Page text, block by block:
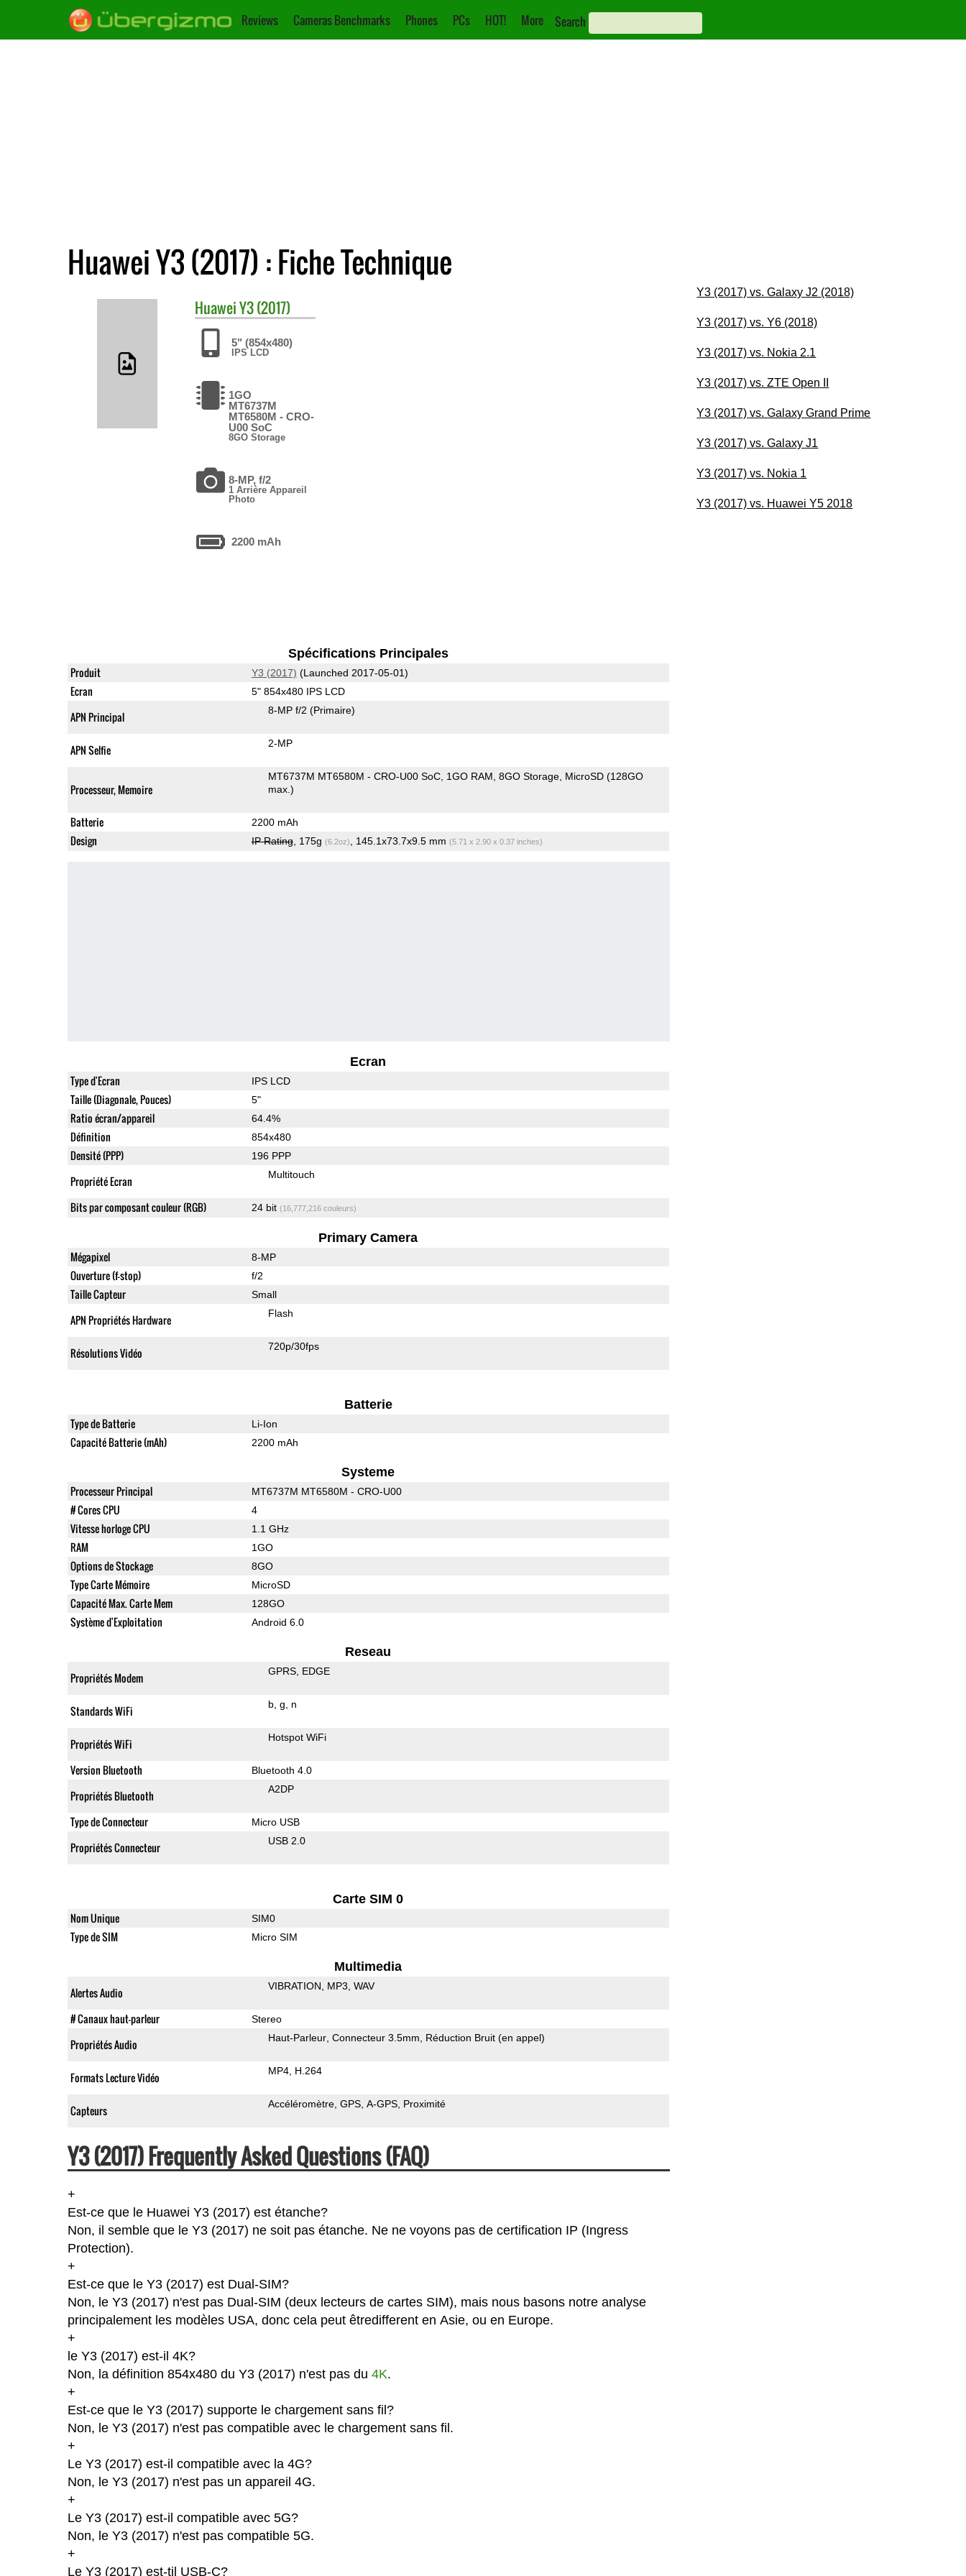
Reviews Cameras Benchmarks Phones PCs HOT! More Search
Huawei Y3 (2017) : Fiche Technique
HuaweiY3 (2017)
5" (854x480)
IPS LCD
1GO
MT6737М
MT6580M - CRO-
U00 SoC
8GO Storage
8-MP, f/2
1 Arrière Appareil
Photo
2200 mAh
Spécifications Principales
Produit Y3 (2017) (Launched 2017-05-01)
Ecran 5" 854x480 IPS LCD
APN Principal 8-MP f/2 (Primaire)
APN Selfie 2-MP
Processeur, Memoire
MT6737М MT6580M - CRO-U00 SoC 1GO RAM 8GO Storage MicroSD (128GO
max.)
Batterie 2200 mAh
Design IP Rating, 175g (6.2oz) , 145.1x73.7x9.5 mm (5.71 x 2.90 x 0.37 inches)
Ecran
Type d'Ecran IPS LCD
Taille (Diagonale, Pouces) 5"
Ratio écran/appareil 64.4%
Définition 854x480
Densité (PPP) 196 PPP
Propriété Ecran Multitouch
Bits par composant couleur (RGB) 24 bit (16,777,216 couleurs)
Primary Camera
Mégapixel 8-MP
Ouverture (f-stop) f/2
Taille Capteur Small
APN Propriétés Hardware Flash
Résolutions Vidéo 720p/30fps
Batterie
Type de Batterie Li-Ion
Capacité Batterie (mAh) 2200 mAh
Systeme
Processeur Principal MT6737М MT6580M - CRO-U00
# Cores CPU 4
Vitesse horloge CPU 1.1 GHz
RAM 1GO
Options de Stockage 8GO
Type Carte Mémoire MicroSD
Capacité Max. Carte Mem 128GO
Système d'Exploitation Android 6.0
Reseau
Propriétés Modem GPRS EDGE
Standards WiFi b g n
Propriétés WiFi Hotspot WiFi
Version Bluetooth Bluetooth 4.0
Propriétés Bluetooth A2DP
Type de Connecteur Micro USB
Propriétés Connecteur USB 2.0
Carte SIM 0
Nom Unique SIM0
Type de SIM Micro SIM
Multimedia
Alertes Audio VIBRATION MP3 WAV
# Canaux haut-parleur Stereo
Propriétés Audio Haut-Parleur Connecteur 3.5mm Réduction Bruit (en appel)
Formats Lecture Vidéo MP4 H.264
Capteurs Accéléromètre GPS A-GPS Proximité
Y3 (2017) Frequently Asked Questions (FAQ)
+
Est-ce que le Huawei Y3 (2017) est étanche?
Non, il semble que le Y3 (2017) ne soit pas étanche. Ne ne voyons pas de certification IP (Ingress
Protection).
+
Est-ce que le Y3 (2017) est Dual-SIM?
Non, le Y3 (2017) n'est pas Dual-SIM (deux lecteurs de cartes SIM), mais nous basons notre analyse
principalement les modèles USA, donc cela peut êtredifferent en Asie, ou en Europe.
+
le Y3 (2017) est-il 4K?
Non, la définition 854x480 du Y3 (2017) n'est pas du 4K.
+
Est-ce que le Y3 (2017) supporte le chargement sans fil?
Non, le Y3 (2017) n'est pas compatible avec le chargement sans fil.
+
Le Y3 (2017) est-il compatible avec la 4G?
Non, le Y3 (2017) n'est pas un appareil 4G.
+
Le Y3 (2017) est-il compatible avec 5G?
Non, le Y3 (2017) n'est pas compatible 5G.
+
Le Y3 (2017) est-til USB-C?
Y3 (2017) vs. Galaxy J2 (2018)
Y3 (2017) vs. Y6 (2018)
Y3 (2017) vs. Nokia 2.1
Y3 (2017) vs. ZTE Open II
Y3 (2017) vs. Galaxy Grand Prime
Y3 (2017) vs. Galaxy J1
Y3 (2017) vs. Nokia 1
Y3 (2017) vs. Huawei Y5 2018